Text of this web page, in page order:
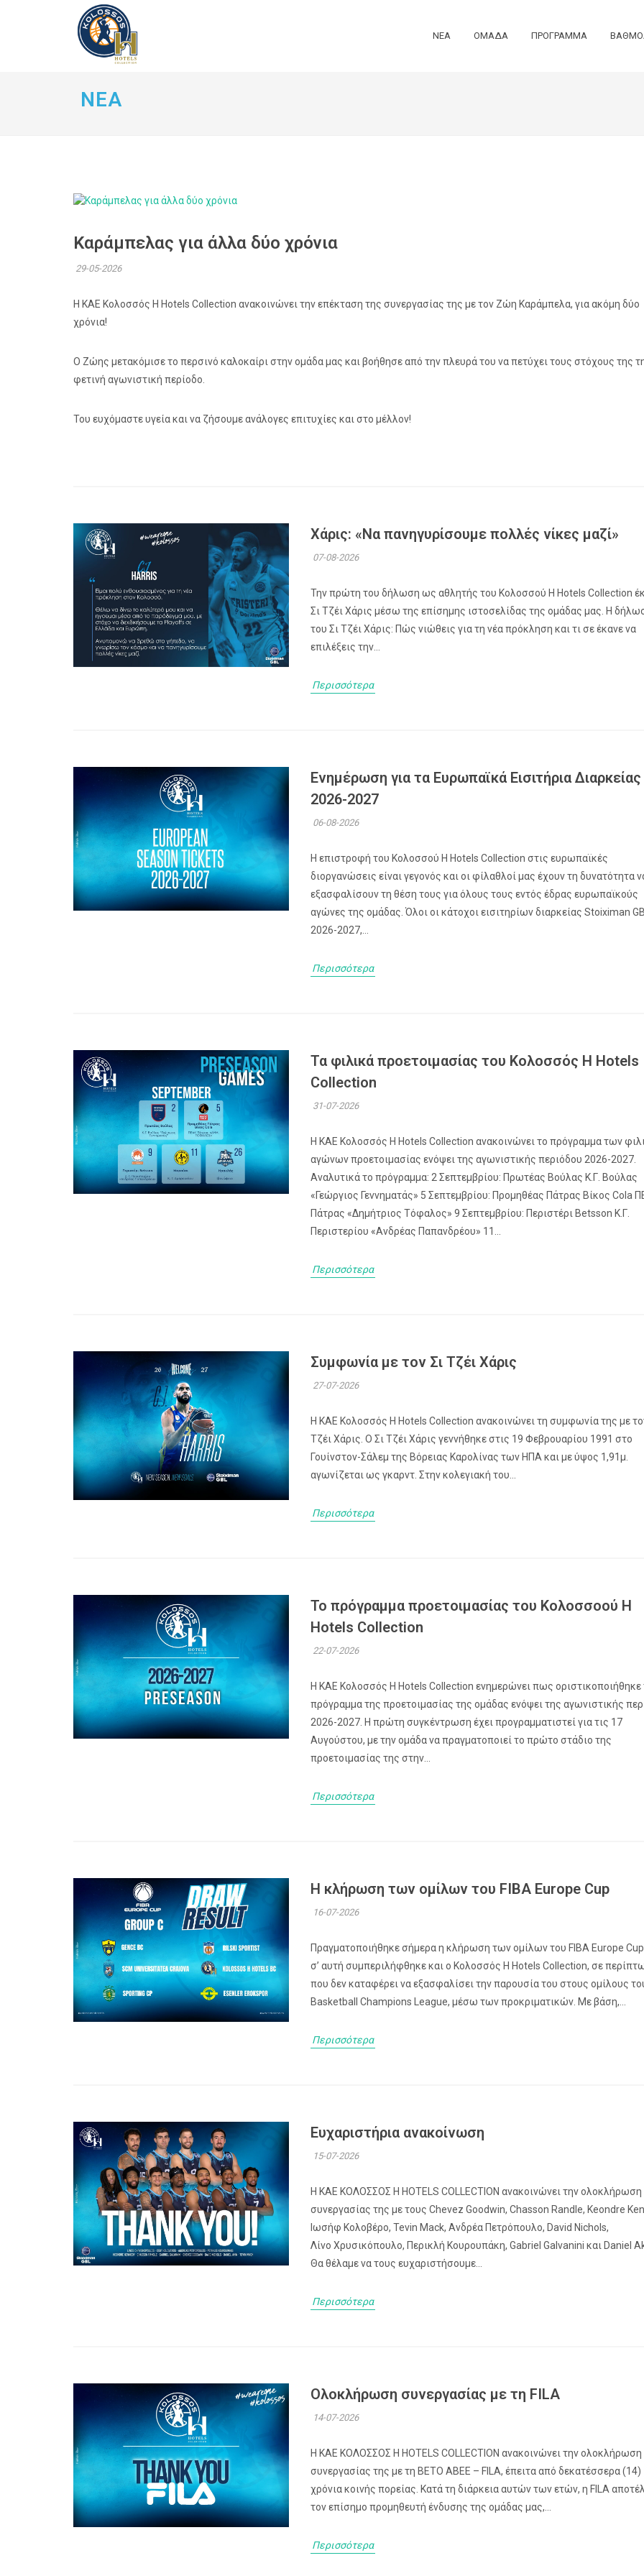
ΝΕΑ ΟΜΑΔΑ ΠΡΟΓΡΑΜΜΑ
ΝΕΑ
Καράμπελας για άλλα δύο χρόνια
29-05-2026
Η ΚΑΕ Κολοσσός H Hotels Collection ανακοινώνει την επέκταση της συνεργασίας της με τον Ζώη Καράμπελα, για ακόμη δύο
χρόνια!
Ο Ζώης μετακόμισε το περσινό καλοκαίρι στην ομάδα μας και βοήθησε από την πλευρά του να πετύχει τους στόχους της
φετινή αγωνιστική περίοδο.
Του ευχόμαστε υγεία και να ζήσουμε ανάλογες επιτυχίες και στο μέλλον!
Χάρις: «Να πανηγυρίσουμε πολλές νίκες μαζί»
07-08-2026
Την πρώτη του δήλωση ως αθλητής του Κολοσσού H Hotels Collection
Σι Τζέι Χάρις μέσω της επίσημης ιστοσελίδας της ομάδας μας. Η
του Σι Τζέι Χάρις: Πώς νιώθεις για τη νέα πρόκληση και τι σε έκανε να
επιλέξεις την...
Περισσότερα
Ενημέρωση για τα Ευρωπαϊκά Εισιτήρια Διαρκείας
2026-2027
06-08-2026
Η επιστροφή του Κολοσσού H Hotels Collection στις ευρωπαϊκές
διοργανώσεις είναι γεγονός και οι φίλαθλοί μας έχουν τη δυνατότητα
εξασφαλίσουν τη θέση τους για όλους τους εντός έδρας ευρωπαϊκούς
αγώνες της ομάδας. Όλοι οι κάτοχοι εισιτηρίων διαρκείας Stoiximan
2026-2027,...
Περισσότερα
Τα φιλικά προετοιμασίας του Κολοσσός H Hotels
Collection
31-07-2026
Η ΚΑΕ Κολοσσός H Hotels Collection ανακοινώνει το πρόγραμμα των
αγώνων προετοιμασίας ενόψει της αγωνιστικής περιόδου 2026-2027.
Αναλυτικά το πρόγραμμα: 2 Σεπτεμβρίου: Πρωτέας Βούλας Κ.Γ. Βούλας
«Γεώργιος Γεννηματάς» 5 Σεπτεμβρίου: Προμηθέας Πάτρας Βίκος Cola
Πάτρας «Δημήτριος Τόφαλος» 9 Σεπτεμβρίου: Περιστέρι Betsson Κ.Γ.
Περιστερίου «Ανδρέας Παπανδρέου» 11...
Περισσότερα
Συμφωνία με τον Σι Τζέι Χάρις
27-07-2026
Η ΚΑΕ Κολοσσός H Hotels Collection ανακοινώνει τη συμφωνία της με
Τζέι Χάρις. Ο Σι Τζέι Χάρις γεννήθηκε στις 19 Φεβρουαρίου 1991 στο
Γουίνστον-Σάλεμ της Βόρειας Καρολίνας των ΗΠΑ και με ύψος 1,91μ.
αγωνίζεται ως γκαρντ. Στην κολεγιακή του...
Περισσότερα
Το πρόγραμμα προετοιμασίας του Κολοσσoού H
Hotels Collection
22-07-2026
Η ΚΑΕ Κολοσσός H Hotels Collection ενημερώνει πως οριστικοποιήθηκε
πρόγραμμα της προετοιμασίας της ομάδας ενόψει της αγωνιστικής
2026-2027. Η πρώτη συγκέντρωση έχει προγραμματιστεί για τις 17
Αυγούστου, με την ομάδα να πραγματοποιεί το πρώτο στάδιο της
προετοιμασίας της στην...
Περισσότερα
Η κλήρωση των ομίλων του FIBA Europe Cup
16-07-2026
Πραγματοποιήθηκε σήμερα η κλήρωση των ομίλων του FIBA Europe Cup
σ’ αυτή συμπεριλήφθηκε και ο Κολοσσός H Hotels Collection, σε
που δεν καταφέρει να εξασφαλίσει την παρουσία του στους ομίλους
Basketball Champions League, μέσω των προκριματικών. Με βάση,...
Περισσότερα
Ευχαριστήρια ανακοίνωση
15-07-2026
Η ΚΑΕ ΚΟΛΟΣΣΟΣ H HOTELS COLLECTION ανακοινώνει την ολοκλήρωση
συνεργασίας της με τους Chevez Goodwin, Chasson Randle, Keondre
Ιωσήφ Κολοβέρο, Tevin Mack, Ανδρέα Πετρόπουλο, David Nichols,
Λίνο Χρυσικόπουλο, Περικλή Κουρουπάκη, Gabriel Galvanini και Daniel
Θα θέλαμε να τους ευχαριστήσουμε...
Περισσότερα
Ολοκλήρωση συνεργασίας με τη FILA
14-07-2026
Η ΚΑΕ ΚΟΛΟΣΣΟΣ H HOTELS COLLECTION ανακοινώνει την ολοκλήρωση
συνεργασίας της με τη ΒΕΤΟ ΑΒΕΕ – FILA, έπειτα από δεκατέσσερα (14)
χρόνια κοινής πορείας. Κατά τη διάρκεια αυτών των ετών, η FILA
τον επίσημο προμηθευτή ένδυσης της ομάδας μας,...
Περισσότερα